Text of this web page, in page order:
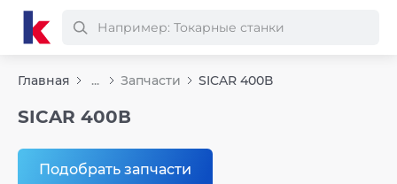
Главная ... Запчасти SICAR 400В
SICAR 400В
Подобрать запчасти